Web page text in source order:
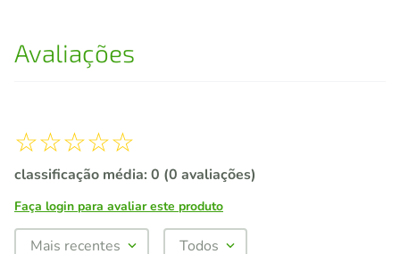
Avaliações
☆☆☆☆☆
classificação média: 0 (0 avaliações)
Faça login para avaliar este produto
Mais recentes Todos